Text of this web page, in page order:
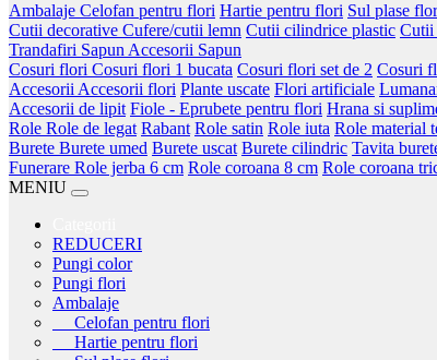
Ambalaje Celofan pentru flori Hartie pentru flori Sul plase
Cutii decorative Cufere/cutii lemn Cutii cilindrice plastic Cutii
Trandafiri Sapun Accesorii Sapun
Cosuri flori Cosuri flori 1 bucata Cosuri flori set de 2 Cosuri
Accesorii Accesorii flori Plante uscate Flori artificiale
Accesorii de lipit Fiole - Eprubete pentru flori Hrana si
Role Role de legat Rabant Role satin Role iuta Role material
Burete Burete umed Burete uscat Burete cilindric Tavita
Funerare Role jerba 6 cm Role coroana 8 cm Role coroana
MENIU
REDUCERI
Pungi color
Pungi flori
Ambalaje
Celofan pentru flori
Hartie pentru flori